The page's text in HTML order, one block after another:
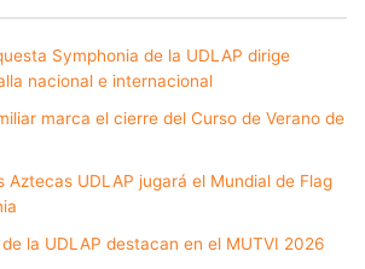
Symphonia de la UDLAP dirige
nacional e internacional
marca el cierre del Curso de Verano de
Aztecas UDLAP jugará el Mundial de Flag
la UDLAP destacan en el MUTVI 2026